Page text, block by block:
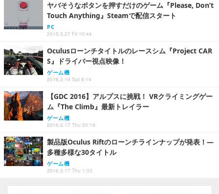
ヤバそうなボタンを押すだけのゲーム『Please, Don’t
Touch Anything』Steamで配信スタート
PC
2015.3.27 Fri 10:44
Oculusローンチタイトルのレースシム『Project CAR
S』ドライバー視点映像！
ゲーム機
2016.3.19 Sat 8:14
【GDC 2016】アルプスに挑戦！ VRクライミングゲー
ム『The Climb』最新トレイラー
ゲーム機
2016.3.17 Thu 20:19
製品版Oculus Riftのローンチラインナップが発表！―
多種多様な30タイトル
ゲーム機
2016.3.17 Thu 1:03